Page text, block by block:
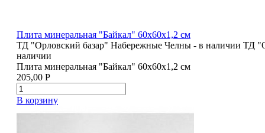
Плита минеральная "Байкал" 60х60х1,2 см
ТД "Орловский базар" Набережные Челны - в наличии ТД
наличии
Плита минеральная "Байкал" 60х60х1,2 см
205,00 Р
В корзину